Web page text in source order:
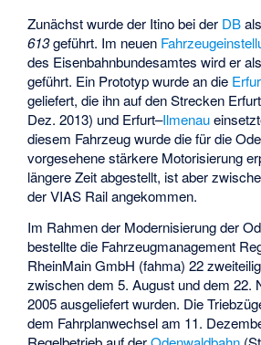
Zunächst wurde der Itino bei der DB
613geführt. Im neuen
des Eisenbahnbundesamtes wird er
geführt. Ein Prototyp wurde an die
geliefert, die ihn auf den Strecken
Dez. 2013) und Erfurt–Ilmenau
diesem Fahrzeug wurde die für die
vorgesehene stärkere Motorisierung
längere Zeit abgestellt, ist aber
der VIAS Rail angekommen.
Im Rahmen der Modernisierung der
bestellte die Fahrzeugmanagement
RheinMain GmbH (fahma) 22
zwischen dem 5. August und dem 22.
2005 ausgeliefert wurden. Die
dem Fahrplanwechsel am 11.